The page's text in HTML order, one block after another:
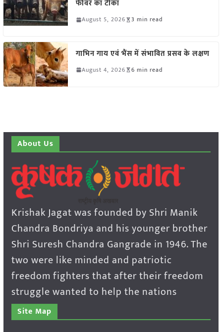
फीवर का टीका
August 5, 2026 3 min read
गाभिन गाय एवं भैंस में संभावित प्रसव के लक्षण
August 4, 2026 6 min read
About Us
Krishak Jagat was founded by Shri Manik
Chandra Bondriya and his younger brother
Shri Suresh Chandra Gangrade in 1946. The
two were like minded and patriotic
freedom fighters that after their freedom
struggle wanted to help the nations
Site Map